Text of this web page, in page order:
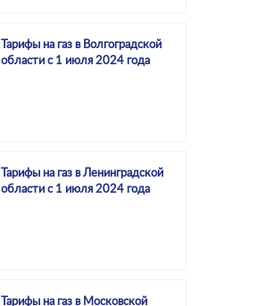
Тарифы на газ в Волгоградской
области с 1 июля 2024 года
Тарифы на газ в Ленинградской
области с 1 июля 2024 года
Тарифы на газ в Московской